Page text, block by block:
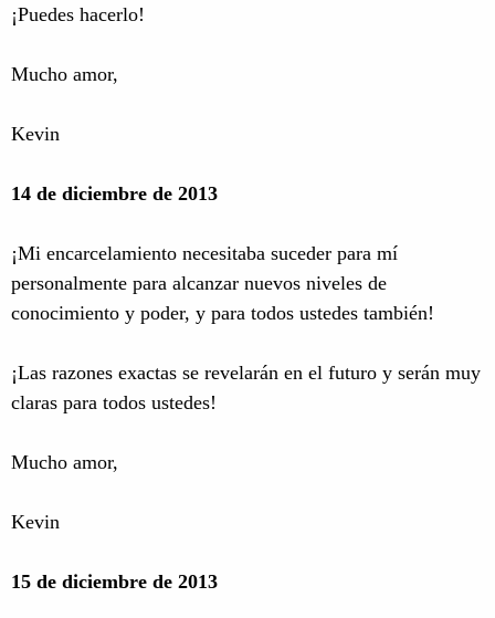
¡Puedes hacerlo!
Mucho amor,
Kevin
14 de diciembre de 2013
¡Mi encarcelamiento necesitaba suceder para mí
personalmente para alcanzar nuevos niveles de
conocimiento y poder, y para todos ustedes también!
¡Las razones exactas se revelarán en el futuro y serán muy
claras para todos ustedes!
Mucho amor,
Kevin
15 de diciembre de 2013